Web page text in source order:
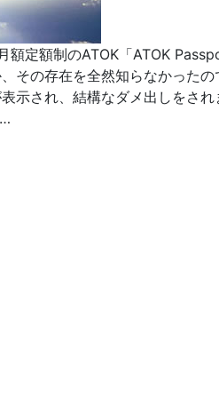
額定額制のATOK「ATOK
その存在を全然知らなかった
示され、結構なダメ出しをさ